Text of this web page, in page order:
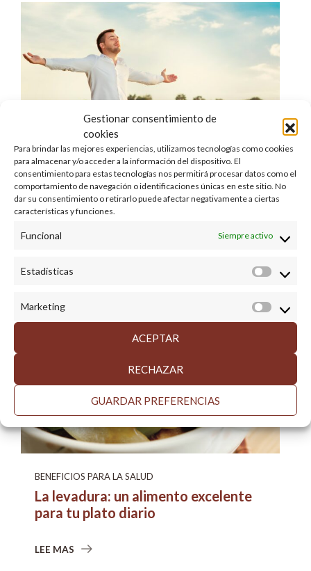
Gestionar consentimiento de
cookies
Para brindar las mejores experiencias, utilizamos tecnologías como cookies
para almacenar y/o acceder a la información del dispositivo. El
consentimiento para estas tecnologías nos permitirá procesar datos como el
comportamiento de navegación o identificaciones únicas en este sitio. No
dar su consentimiento o retirarlo puede afectar negativamente a ciertas
características y funciones.
Funcional Siempre activo
Estadísticas
Marketing
ACEPTAR
RECHAZAR
GUARDAR PREFERENCIAS
BENEFICIOS PARA LA SALUD
Los beneficios de la levadura
BENEFICIOS PARA LA SALUD
La levadura: un alimento excelente
para tu plato diario
LEE MAS